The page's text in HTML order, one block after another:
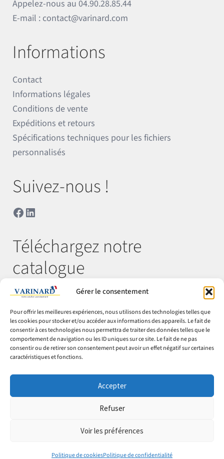
Gérer le consentement
Pour offrir les meilleures expériences, nous utilisons des technologies telles que
les cookies pour stocker et/ou accéder aux informations des appareils. Le fait de
consentir à ces technologies nous permettra de traiter des données telles que le
comportement de navigation ou les ID uniques sur ce site. Le fait de ne pas
consentir ou de retirer son consentement peut avoir un effet négatif sur certaines
caractéristiques et fonctions.
Accepter
Refuser
Voir les préférences
Politique de cookiesPolitique de confidentialité
Appelez-nous au04.90.28.85.44
E-mail : contact@varinard.com
Informations
Contact
Informations légales
Conditions de vente
Expéditions et retours
Spécifications techniques pour les fichiers
personnalisés
Suivez-nous !
Facebook
LinkedIn
Téléchargez notre
catalogue
© Varinard 2026
Expéditions & retours